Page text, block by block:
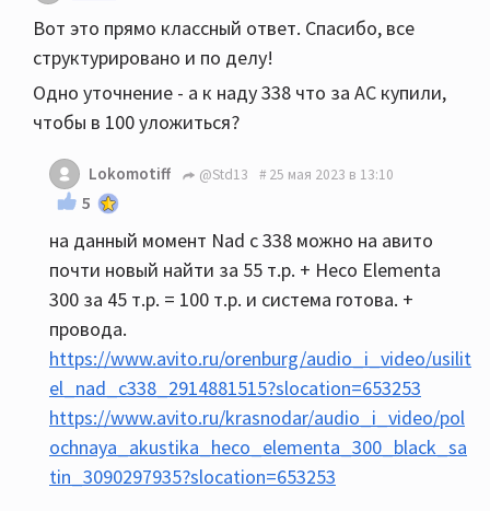
Вот это прямо классный ответ. Спасибо, все
структурировано и по делу!
Одно уточнение - а к наду 338 что за АС купили,
чтобы в 100 уложиться?
Lokomotiff @Std13 25 мая 2023 в 13:10
5
на данный момент Nad c 338 можно на авито
почти новый найти за 55 т.р. + Heco Elementa
300 за 45 т.р. = 100 т.р. и система готова. +
провода.
https://www.avito.ru/orenburg/audio_i_video/usilit
el_nad_c338_2914881515?slocation=653253
https://www.avito.ru/krasnodar/audio_i_video/pol
ochnaya_akustika_heco_elementa_300_black_sa
tin_3090297935?slocation=653253